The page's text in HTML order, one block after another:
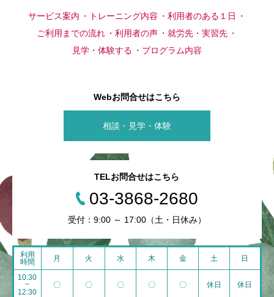
サービス案内 トレーニング内容
利用者のある１日
ご利用までの流れ
利用者の声
就労先・実習先
見学・体験する
プログラム内容
Webお問合せはこちら
相談・見学・体験
TELお問合せはこちら
03-3868-2680
受付：9:00 ～ 17:00（土・日休み）
利用
時間
月 火 水 木 金 土 日
10:30
~
12:30
〇 〇 〇 〇 〇 休日 休日